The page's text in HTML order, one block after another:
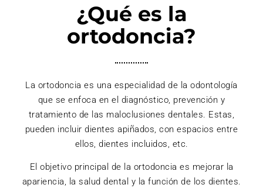
¿Qué es la
ortodoncia?
La ortodoncia es una especialidad de la odontología
que se enfoca en el diagnóstico, prevención y
tratamiento de las maloclusiones dentales. Estas,
pueden incluir dientes apiñados, con espacios entre
ellos, dientes incluidos, etc.
El objetivo principal de la ortodoncia es mejorar la
apariencia, la salud dental y la función de los dientes.